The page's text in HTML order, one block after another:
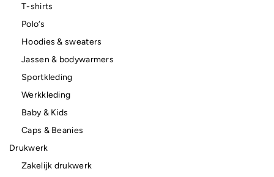
T-shirts
Polo’s
Hoodies & sweaters
Jassen & bodywarmers
Sportkleding
Werkkleding
Baby & Kids
Caps & Beanies
Drukwerk
Zakelijk drukwerk